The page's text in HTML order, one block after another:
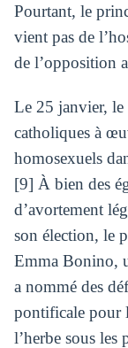
Pourtant, le
vient pas de
de l’opposition
Le 25 janvier, le
catholiques à
homosexuels
[9] À bien des
d’avortement
son élection, le
Emma Bonino,
a nommé des
pontificale pour
l’herbe sous les